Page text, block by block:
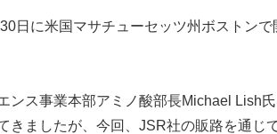
日に米国マサチューセッツ州ボストンで
ンス事業本部アミノ酸部長Michael Lish
きましたが、今回、 JSR社の販路を通じ